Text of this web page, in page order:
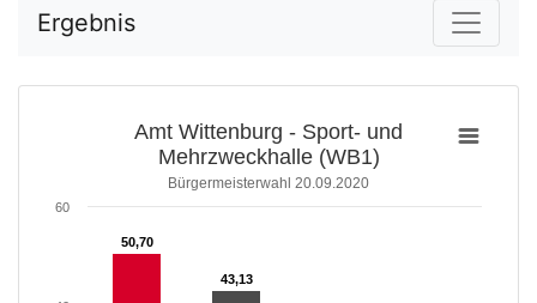
Ergebnis
Amt Wittenburg - Sport- und
Mehrzweckhalle (WB1)
Bürgermeisterwahl 20.09.2020
50,70
50,70
43,13
43,13
60